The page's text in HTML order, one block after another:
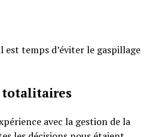
temps d’éviter le gaspillage
totalitaires
avec la gestion de la